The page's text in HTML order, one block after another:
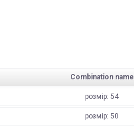
Combination name
розмір: 54
розмір: 50